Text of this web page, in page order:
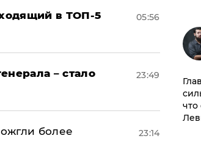
в ТОП-5
05:56
– стало
23:49
более
23:14
что